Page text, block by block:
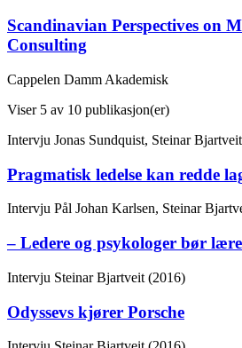
Scandinavian Perspectives on
Consulting
Cappelen Damm Akademisk
Viser 5 av 10 publikasjon(er)
Intervju Jonas Sundquist, Steinar
Pragmatisk ledelse kan redde
Intervju Pål Johan Karlsen, Steinar
– Ledere og psykologer bør
Intervju Steinar Bjartveit (2016)
Odyssevs kjører Porsche